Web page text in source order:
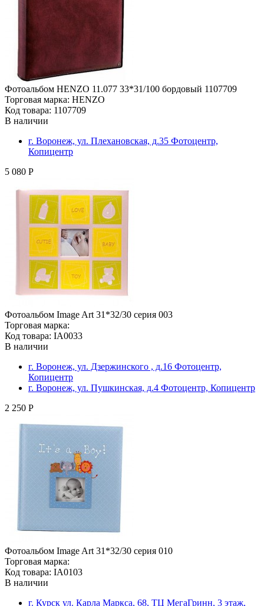
Фотоальбом HENZO 11.077 33*31/100 бордовый 1107709
Торговая марка: HENZO
Код товара: 1107709
В наличии
г. Воронеж, ул. Плехановская, д.35 Фотоцентр,
Копицентр
5 080 Р
Фотоальбом Image Art 31*32/30 серия 003
Торговая марка:
Код товара: IA0033
В наличии
г. Воронеж, ул. Дзержинского , д.16 Фотоцентр,
Копицентр
г. Воронеж, ул. Пушкинская, д.4 Фотоцентр, Копицентр
2 250 Р
Фотоальбом Image Art 31*32/30 серия 010
Торговая марка:
Код товара: IA0103
В наличии
г. Курск ул. Карла Маркса, 68, ТЦ МегаГринн, 3 этаж,